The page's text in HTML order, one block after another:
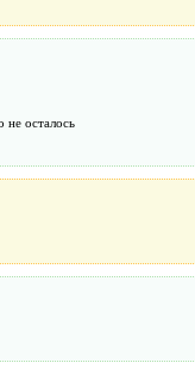
не осталось